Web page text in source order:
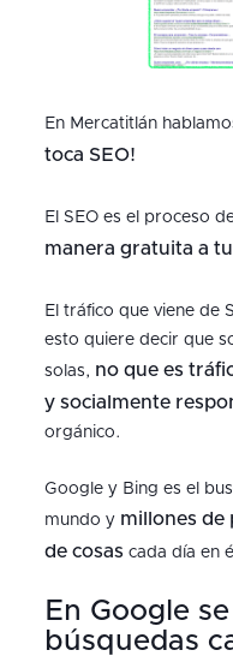
En Mercatitlán
toca SEO!
El SEO es el proceso
manera gratuita a
El tráfico que viene de
esto quiere decir que
solas, no que es
y socialmente
orgánico.
Google y Bing es el
mundo y millones de
de cosas cada día en
En Google
búsquedas